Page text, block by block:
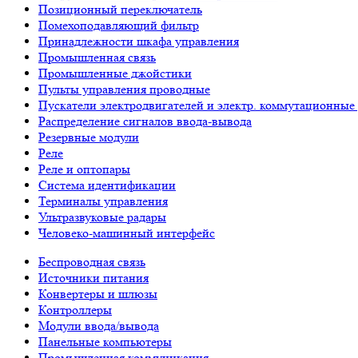
Позиционный переключатель
Помехоподавляющий фильтр
Принадлежности шкафа управления
Промышленная связь
Промышленные джойстики
Пульты управления проводные
Пускатели электродвигателей и электр. коммутационные
Распределение сигналов ввода-вывода
Резервные модули
Реле
Реле и оптопары
Система идентификации
Терминалы управления
Ультразвуковые радары
Человеко-машинный интерфейс
Беспроводная связь
Источники питания
Конвертеры и шлюзы
Контроллеры
Модули ввода/вывода
Панельные компьютеры